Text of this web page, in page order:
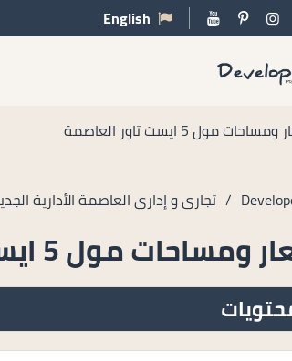
English
/ تجارى و إدارى العاصمة الأدارية
مول 5 ايست تاور العاصمة